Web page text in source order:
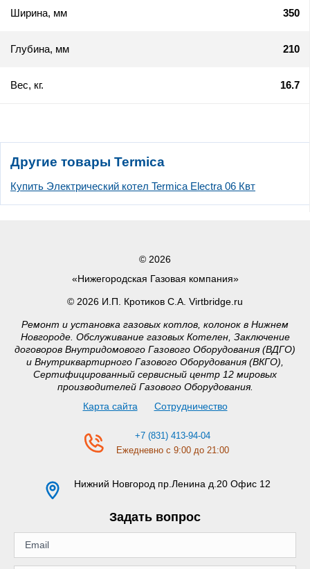
Ширина, мм 350
Глубина, мм 210
Вес, кг. 16.7
Другие товары Termica
Купить Электрический котел Termica Electra 06 Квт
© 2026
«Нижегородская Газовая компания»
© 2026 И.П. Кротиков С.А. Virtbridge.ru
Ремонт и установка газовых котлов, колонок в Нижнем
Новгороде. Обслуживание газовых Котелен, Заключение
договоров Внутридомового Газового Оборудования (ВДГО)
и Внутриквартирного Газового Оборудования (ВКГО),
Сертифицированный сервисный центр 12 мировых
производителей Газового Оборудования.
Карта сайта
Сотрудничество
+7 (831) 413-94-04
Ежедневно с 9:00 до 21:00
Нижний Новгород пр.Ленина д.20 Офис 12
Задать вопрос